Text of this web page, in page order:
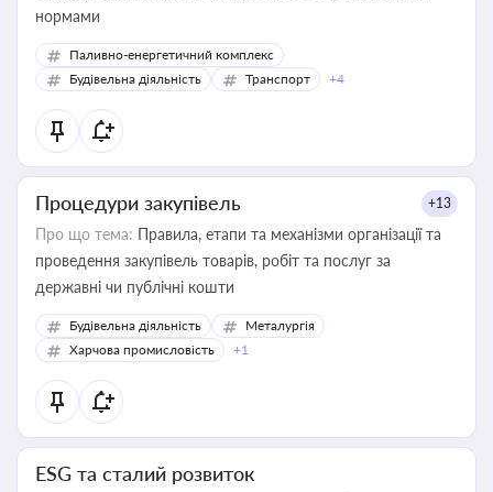
нормами
Паливно-енергетичний комплекс
Будівельна діяльність
Транспорт +4
Процедури закупівель +13
Про що тема: Правила, етапи та механізми організації та
проведення закупівель товарів, робіт та послуг за
державні чи публічні кошти
Будівельна діяльність
Металургія
Харчова промисловість
+1
ESG та сталий розвиток